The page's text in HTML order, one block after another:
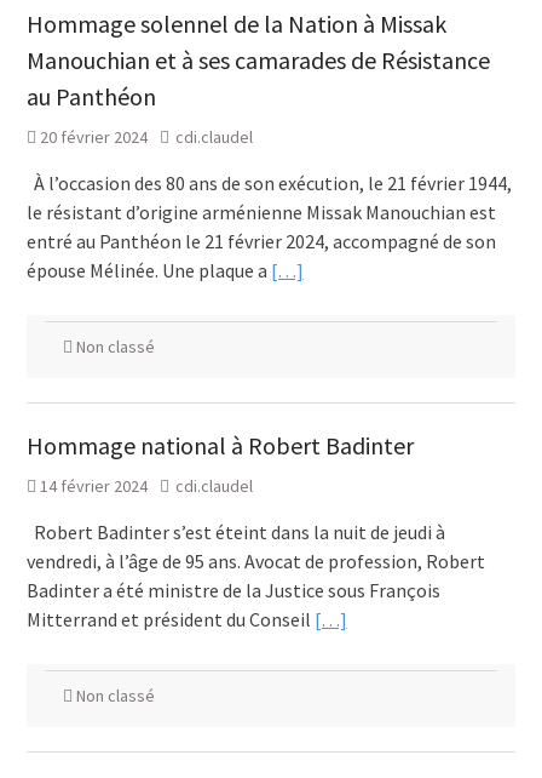
Hommage solennel de la Nation à Missak
Manouchian et à ses camarades de Résistance
au Panthéon
20 février 2024 cdi.claudel
À l’occasion des 80 ans de son exécution, le 21 février 1944,
le résistant d’origine arménienne Missak Manouchian est
entré au Panthéon le 21 février 2024, accompagné de son
épouse Mélinée. Une plaque a […]
Non classé
Hommage national à Robert Badinter
14 février 2024 cdi.claudel
Robert Badinter s’est éteint dans la nuit de jeudi à
vendredi, à l’âge de 95 ans. Avocat de profession, Robert
Badinter a été ministre de la Justice sous François
Mitterrand et président du Conseil […]
Non classé